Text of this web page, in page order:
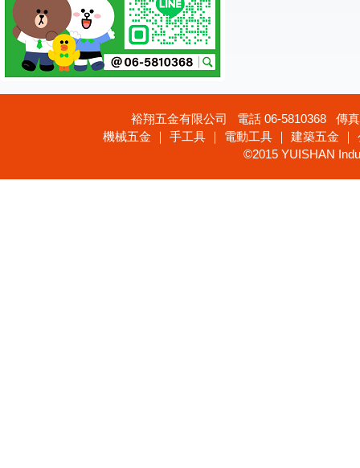
裕翔五金有限公司 電話 06-5810368 傳
機械五金 ｜ 手工具 ｜ 電動工具 ｜ 建築五金
©2015 YUISHAN